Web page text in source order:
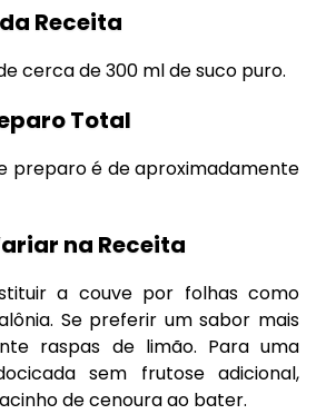
Receita
cerca de 300 ml de suco puro.
Total
preparo é de aproximadamente
na Receita
a couve por folhas como
Se preferir um sabor mais
raspas de limão. Para uma
sem frutose adicional,
de cenoura ao bater.